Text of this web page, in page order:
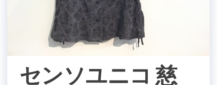
センソユニコ 慈